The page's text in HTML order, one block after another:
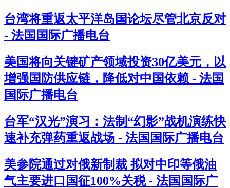
台湾将重返太平洋岛国论坛尽管北京反对
- 法国国际广播电台
美国将向关键矿产领域投资30亿美元，以
增强国防供应链，降低对中国依赖 - 法国
国际广播电台
台军“汉光”演习：法制“幻影”战机演练快
速补充弹药重返战场 - 法国国际广播电台
美参院通过对俄新制裁 拟对中印等俄油
气主要进口国征100%关税 - 法国国际广